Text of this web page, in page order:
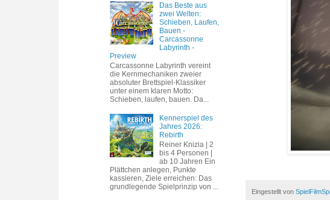
Eingestellt von
Das Beste aus
zwei Welten:
Schieben, Laufen,
Bauen -
Carcassonne
Labyrinth -
Preview
Carcassonne Labyrinth vereint
die Kernmechaniken zweier
absoluter Brettspiel-Klassiker
unter einem klaren Motto:
Schieben, laufen, bauen. Da...
Kennerspiel des
Jahres 2026:
Rebirth
Reiner Knizia | 2
bis 4 Personen |
ab 10 Jahren Ein
Plättchen anlegen, Punkte
kassieren, Ziele erreichen: Das
grundlegende Spielprinzip von ...